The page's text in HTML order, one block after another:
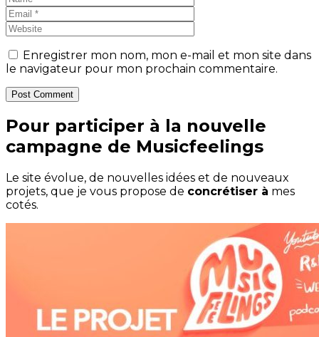
Enregistrer mon nom, mon e-mail et mon site dans
le navigateur pour mon prochain commentaire.
Post Comment
Pour participer à la nouvelle
campagne de Musicfeelings
Le site évolue, de nouvelles idées et de nouveaux
projets, que je vous propose de concrétiser à mes
cotés.